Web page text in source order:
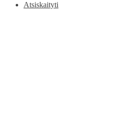
Atsiskaityti